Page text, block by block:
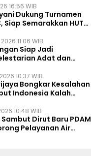
16:56 WIB
Dukung Turnamen
Siap Semarakkan HUT
11:06 WIB
Siap Jadi
Adat dan
10:37 WIB
Bongkar Kesalahan
Indonesia Kalah
10:48 WIB
Dirut Baru PDAM
Pelayanan Air